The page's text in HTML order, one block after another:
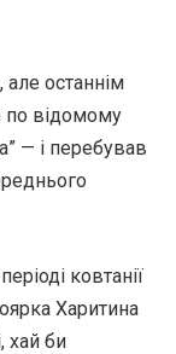
але останнім
по відомому
— і перебував
ковтанії
Харитина
хай би